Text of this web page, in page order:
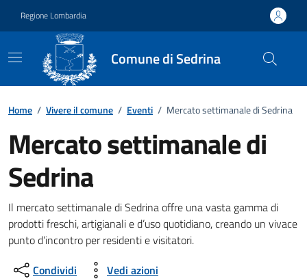
Regione Lombardia
Comune di Sedrina
Home / Vivere il comune / Eventi / Mercato settimanale di Sedrina
Mercato settimanale di
Sedrina
Dettagli della notizia
Il mercato settimanale di Sedrina offre una vasta gamma di
prodotti freschi, artigianali e d’uso quotidiano, creando un vivace
punto d’incontro per residenti e visitatori.
Condividi
Vedi azioni